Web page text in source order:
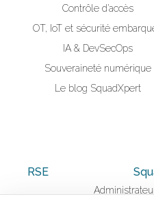
Contrôle d’accès
OT, IoT et sécurité
IA & DevSecOps
Souveraineté numérique
Le blog SquadXpert
RSE